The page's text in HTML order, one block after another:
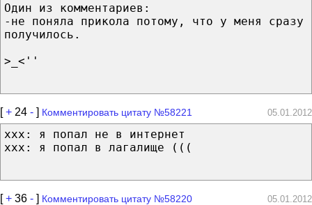
Один из комментариев:
-не поняла прикола потому, что у меня сразу
получилось.
>_<''
[+ 24 - ] Комментировать цитату №58221 05.01.2012
xxx: я попал не в интернет
xxx: я попал в лагалище (((
[+ 36 - ] Комментировать цитату №58220 05.01.2012